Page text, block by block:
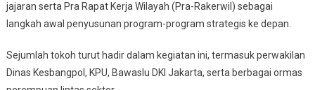
jajaran serta Pra Rapat Kerja Wilayah (Pra-Rakerwil) sebagai
langkah awal penyusunan program-program strategis ke depan.
Sejumlah tokoh turut hadir dalam kegiatan ini, termasuk perwakilan
Dinas Kesbangpol, KPU, Bawaslu DKI Jakarta, serta berbagai ormas